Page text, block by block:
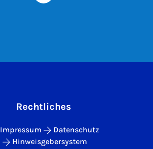
Rechtliches
Impressum
Datenschutz
Hinweisgebersystem